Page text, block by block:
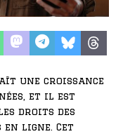
une croissance
et il est
droits des
ligne. Cet